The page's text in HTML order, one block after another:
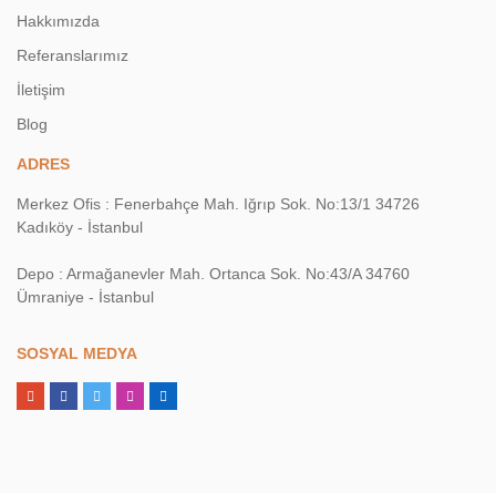
Hakkımızda
Referanslarımız
İletişim
Blog
ADRES
Merkez Ofis : Fenerbahçe Mah. Iğrıp Sok. No:13/1 34726
Kadıköy - İstanbul
Depo : Armağanevler Mah. Ortanca Sok. No:43/A 34760
Ümraniye - İstanbul
SOSYAL MEDYA